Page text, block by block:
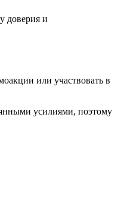
доверия и
или участвовать в
усилиями, поэтому